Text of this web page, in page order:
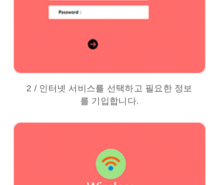
2 / 인터넷 서비스를 선택하고 필요한 정보
를 기입합니다.